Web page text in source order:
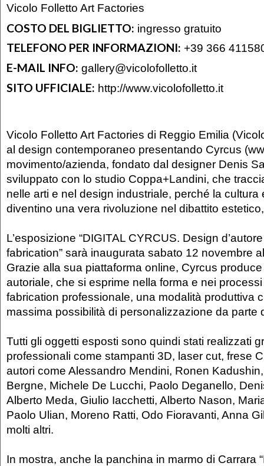
Vicolo Folletto Art Factories
COSTO DEL BIGLIETTO: ingresso gratuito
TELEFONO PER INFORMAZIONI: +39 366
E-MAIL INFO: gallery@vicolofolletto.it
SITO UFFICIALE: http://www.vicolofolletto.it
Vicolo Folletto Art Factories di Reggio Emilia
al design contemporaneo presentando Cyrcus
movimento/azienda, fondato dal designer Denis
sviluppato con lo studio Coppa+Landini, che
nelle arti e nel design industriale, perché la cultura
diventino una vera rivoluzione nel dibattito
L’esposizione “DIGITAL CYRCUS. Design
fabrication” sarà inaugurata sabato 12 novembre
Grazie alla sua piattaforma online, Cyrcus
autoriale, che si esprime nella forma e nei
fabrication professionale, una modalità produttiva
massima possibilità di personalizzazione da parte
Tutti gli oggetti esposti sono quindi stati realizzati
professionali come stampanti 3D, laser cut, frese
autori come Alessandro Mendini, Ronen
Bergne, Michele De Lucchi, Paolo Deganello,
Alberto Meda, Giulio Iacchetti, Alberto Nason,
Paolo Ulian, Moreno Ratti, Odo Fioravanti, Anna
molti altri.
In mostra, anche la panchina in marmo di Carrara